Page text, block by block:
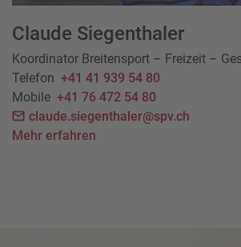
Claude Siegenthaler
Koordinator Breitensport – Freizeit –
Telefon +41 41 939 54 80
Mobile +41 76 472 54 80
claude.siegenthaler@spv.ch
Mehr erfahren